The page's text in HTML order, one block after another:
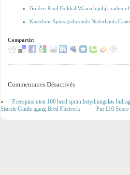
Golden Pand Gokhal Waarschijnlijk raden
Kosteloos Spins gedurende Nederlands
Compartir:
Commentaires Désactivés
«
Freespins uten 100 bred spinn betydningsløs
Største Guide igang Bred Flettverk
Put £10